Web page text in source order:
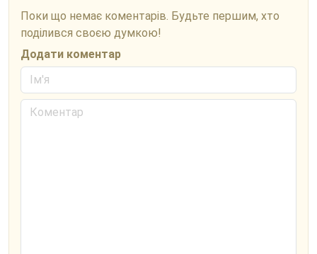
Поки що немає коментарів. Будьте першим, хто
поділився своєю думкою!
Додати коментар